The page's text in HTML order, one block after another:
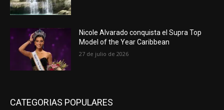
Nicole Alvarado conquista el Supra Top
Model of the Year Caribbean
27 de julio de 2026
CATEGORIAS POPULARES